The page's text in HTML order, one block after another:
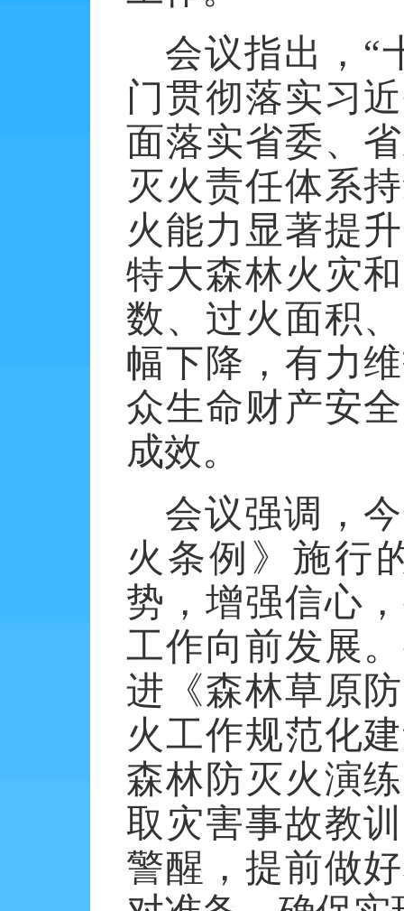
会议指出， “
门贯彻落实习
面落实省委、
灭火责任体系
火能力显著提
特大森林火灾
数、过火面积
幅下降，有力
众生命财产安
成效。
会议强调，
火条例》施行
势，增强信心
工作向前发展
进《森林草原
火工作规范化
森林防灭火演
取灾害事故教
警醒，提前做